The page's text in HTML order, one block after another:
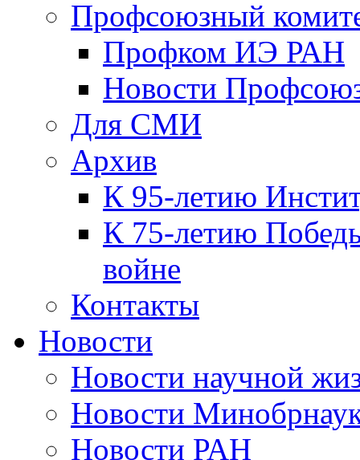
Профсоюзный
Профком ИЭ РАН
Новости
Для СМИ
Архив
К 95-летию
К 75-летию
войне
Контакты
Новости
Новости научной
Новости
Новости РАН